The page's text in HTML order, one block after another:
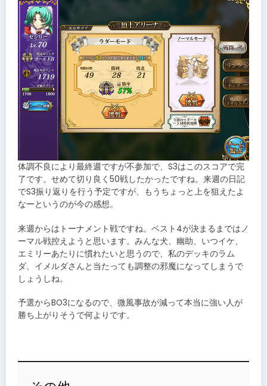
体調不良により最終週ですが不参加で、S3はこのスコアで完
了です。せめて切り良く50戦したかったですね。来週の日記
でS3振り返りを行う予定ですが、もうちょっと上を狙えたよ
なーというのが今の感想。
来週からはトーナメント戦ですね。ベスト4が決まるまではノ
ーマル戦控えようと思います。みんな犬、幽助、いつイケ、
エミリーあたりに慣れたいと思うので、私のデッキのラム
ダ、イメルダさんと当たっても調整の邪魔になってしまうで
しょうしね。
予選からBO3になるので、微風事故が減って本当に強い人が
勝ち上がりそうで何よりです。